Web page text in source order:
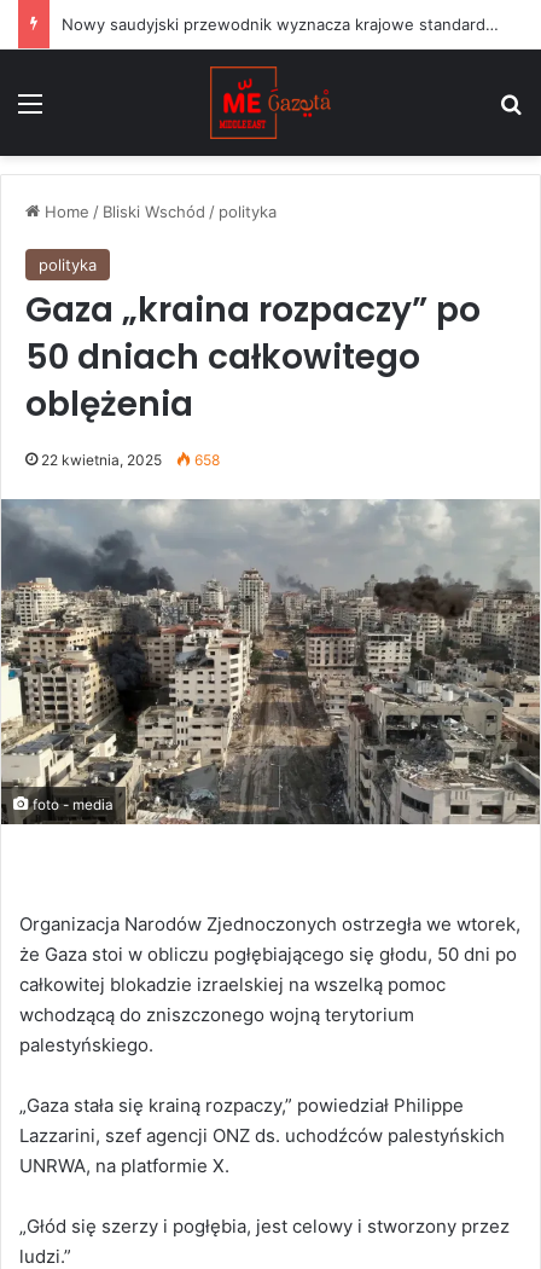
Nowy saudyjski przewodnik wyznacza krajowe standardy dla projektów sztuki publicznej
Home / Bliski Wschód / polityka
polityka
Gaza „kraina rozpaczy” po
50 dniach całkowitego
oblężenia
22 kwietnia, 2025 658
foto - media
Organizacja Narodów Zjednoczonych ostrzegła we wtorek,
że Gaza stoi w obliczu pogłębiającego się głodu, 50 dni po
całkowitej blokadzie izraelskiej na wszelką pomoc
wchodzącą do zniszczonego wojną terytorium
palestyńskiego.
„Gaza stała się krainą rozpaczy,” powiedział Philippe
Lazzarini, szef agencji ONZ ds. uchodźców palestyńskich
UNRWA, na platformie X.
„Głód się szerzy i pogłębia, jest celowy i stworzony przez
ludzi.”